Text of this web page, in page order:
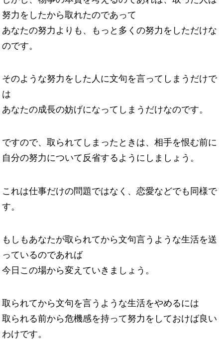
努力をしたから取れたのであって
あなたの努力よりも、もっと多くの努力をしただけな
のです。
そのような努力をした人に文句を言ってしまうだけで
は
あなたの成長の妨げになってしまうだけなのです。
ですので、取られてしまったときは、相手を恨む前に
自分の努力について反省するようにしましょう。
これは仕事だけの問題ではなく、恋愛などでも同様で
す。
もしもあなたが取られてから文句言うような生活を送
っているのであれば
今日この場から変えていきましょう。
取られてから文句を言うような生活をやめるには
取られる前から危機感を持って努力をしておけば良い
わけです。